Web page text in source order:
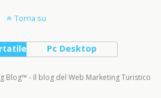
Torna su
Pc Desktop
Blog™ - Il blog del Web Marketing Turistico